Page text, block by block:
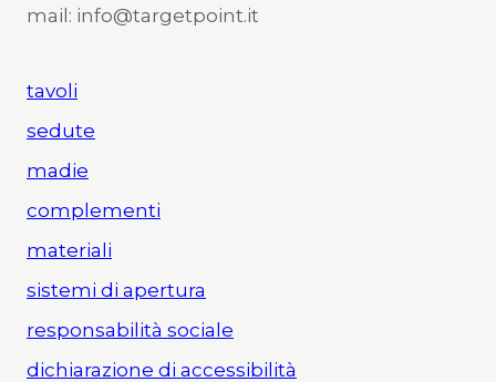
mail: info@targetpoint.it
tavoli
sedute
madie
complementi
materiali
sistemi di apertura
responsabilità sociale
dichiarazione di accessibilità